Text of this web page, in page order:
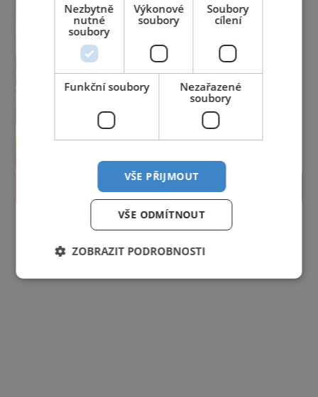
PROLISTOVAT
Nezbytně
nutné
soubory
Výkonové
soubory
Soubory
cílení
Funkční soubory
Nezařazené
soubory
VŠE PŘIJMOUT
VŠE ODMÍTNOUT
ZOBRAZIT PODROBNOSTI